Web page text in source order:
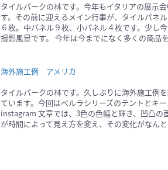
タイルパークの林です。今年もイタリアの展示
す。その前に迎えるメイン行事が、タイルパネ
６枚。中パネル９枚、小パネル４枚です。少し
撮影風景です。 今年は今までになく多くの商品
海外施工例 アメリカ
タイルパークの林です。久しぶりに海外施工例
ています。今回はペルラシリーズのテントとキ
instagram 文章では、3色の色幅と輝き、凹凸
が時間によって見え方を変え、その変化がなん